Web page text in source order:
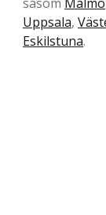
Uppsala,
Eskilstuna.